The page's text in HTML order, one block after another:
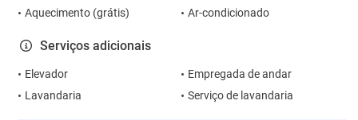
Aquecimento (grátis) Ar-condicionado
Serviços adicionais
Elevador
Empregada de andar
Lavandaria
Serviço de lavandaria